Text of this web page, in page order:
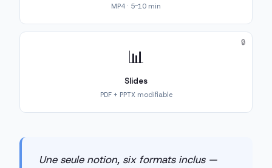
MP4 · 5-10 min
📊
Slides
PDF + PPTX modifiable
🔒
Une seule notion, six formats inclus —